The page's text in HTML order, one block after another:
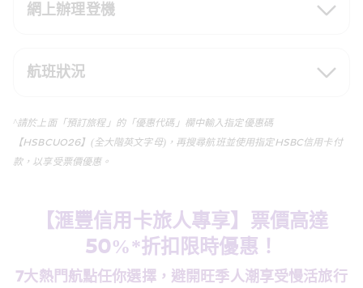
網上辦理登機
航班狀況
^請於上面「預訂旅程」的「優惠代碼」欄中輸入指定優惠碼
【HSBCUO26】(全大階英文字母)，再搜尋航班並使用指定HSBC信用卡付
款，以享受票價優惠。
【滙豐信用卡旅人專享】票價高達
50%*折扣限時優惠！
7大熱門航點任你選擇，避開旺季人潮享受慢活旅行